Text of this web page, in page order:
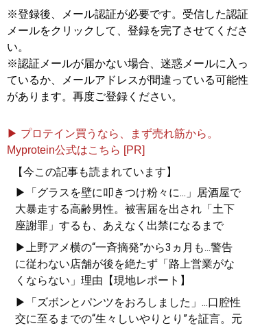
※登録後、メール認証が必要です。受信した認証
メールをクリックして、登録を完了させてくださ
い。
※認証メールが届かない場合、迷惑メールに入っ
ているか、メールアドレスが間違っている可能性
があります。再度ご登録ください。
▶ プロテイン買うなら、まず売れ筋から。
Myprotein公式はこちら [PR]
【今この記事も読まれています】
▶「グラスを壁に叩きつけ粉々に...」居酒屋で
大暴走する高齢男性。被害届を出され「土下
座謝罪」するも、あえなく出禁になるまで
▶上野アメ横の“一斉摘発”から3ヵ月も...警告
に従わない店舗が後を絶たず「路上営業がな
くならない」理由【現地レポート】
▶「ズボンとパンツをおろしました」...口腔性
交に至るまでの“生々しいやりとり”を証言。元